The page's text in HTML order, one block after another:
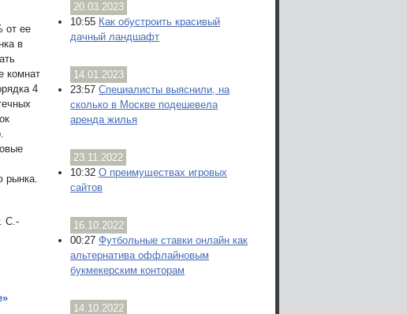
от ее
в
комнат
4
рынка.
С.-
20.03.2023
10:55 Как обустроить красивый
дачный ландшафт
14.01.2023
23:57 Специалисты выяснили, на
сколько в Москве подешевела
аренда жилья
23.11.2022
10:32 О преимуществах игровых
сайтов
16.10.2022
00:27 Футбольные ставки онлайн как
альтернатива оффлайновым
букмекерским конторам
14.10.2022